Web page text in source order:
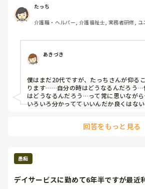
冬に近づくにつれ何枚も服やズボンの下
って話をして来たが、近年あちこち痛く
い、冷やさない様にした方が良いとア
「私もあちこち痛くて、冷やさない様に
話すと
「若いのに」と言われる。
若い今からこれじゃ利用者さんの年齢に
あちこち痛くて立てない？寝たきりで寝
で痛い痛いと訴えて介護者に嫌がれる
いやーん。
今からでも遅くない、しっかり自分のメ
ちなみに私がデイに通う頃のカラオケっ
むむ、。
自分が高齢者になった事を想像すると年
たり、不安なのは私だけだろうか。。
たっち
介護職・ヘルパー, 介護福祉士, 実務者研修, ユ
あきづき
僕はまだ20代ですが、たっちさんが仰る
ります……自分の時はどうなるんだろう…
はどうなるんだろう…って常に思いなが
いろいろ分かってていいんだか良くはな
そしてうちの親も、自分が通うようにな
回答をもっと見る
愚痴
デイサービスに勤めて6年半ですが最近